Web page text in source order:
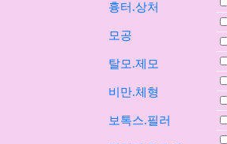
흉터.상처
모공
탈모.제모
비만.체형
보톡스.필러